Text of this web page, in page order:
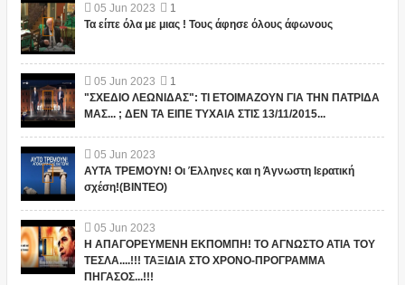
05 Jun 2023
1
Τα είπε όλα με μιας ! Τους άφησε όλους άφωνους
05 Jun 2023
1
"ΣΧΕΔΙΟ ΛΕΩΝΙΔΑΣ": ΤΙ ΕΤΟΙΜΑΖΟΥΝ ΓΙΑ ΤΗΝ ΠΑΤΡΙΔΑ
ΜΑΣ... ; ΔΕΝ ΤΑ ΕΙΠΕ ΤΥΧΑΙΑ ΣΤΙΣ 13/11/2015...
05 Jun 2023
ΑΥΤΑ ΤΡΕΜΟΥΝ! Οι Έλληνες και η Άγνωστη Ιερατική
σχέση!(ΒΙΝΤΕΟ)
05 Jun 2023
Η ΑΠΑΓΟΡΕΥΜΕΝΗ ΕΚΠΟΜΠΗ! ΤΟ ΑΓΝΩΣΤΟ ΑΤΙΑ ΤΟΥ
ΤΕΣΛΑ....!!! ΤΑΞΙΔΙΑ ΣΤΟ ΧΡΟΝΟ-ΠΡΟΓΡΑΜΜΑ
ΠΗΓΑΣΟΣ...!!!